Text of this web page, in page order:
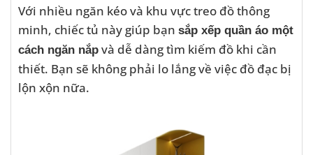
Với nhiều ngăn kéo và khu vực treo đồ thông
minh, chiếc tủ này giúp bạn sắp xếp quần áo một
cách ngăn nắp và dễ dàng tìm kiếm đồ khi cần
thiết. Bạn sẽ không phải lo lắng về việc đồ đạc bị
lộn xộn nữa.